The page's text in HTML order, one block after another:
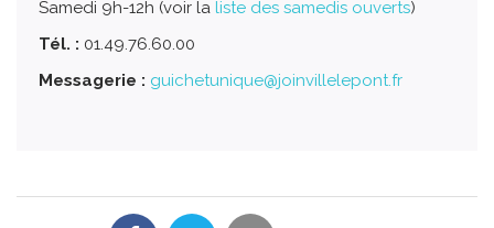
Samedi 9h-12h (voir la liste des samedis ouverts)
Tél. : 01.49.76.60.00
Messagerie : guichetunique@joinvillelepont.fr